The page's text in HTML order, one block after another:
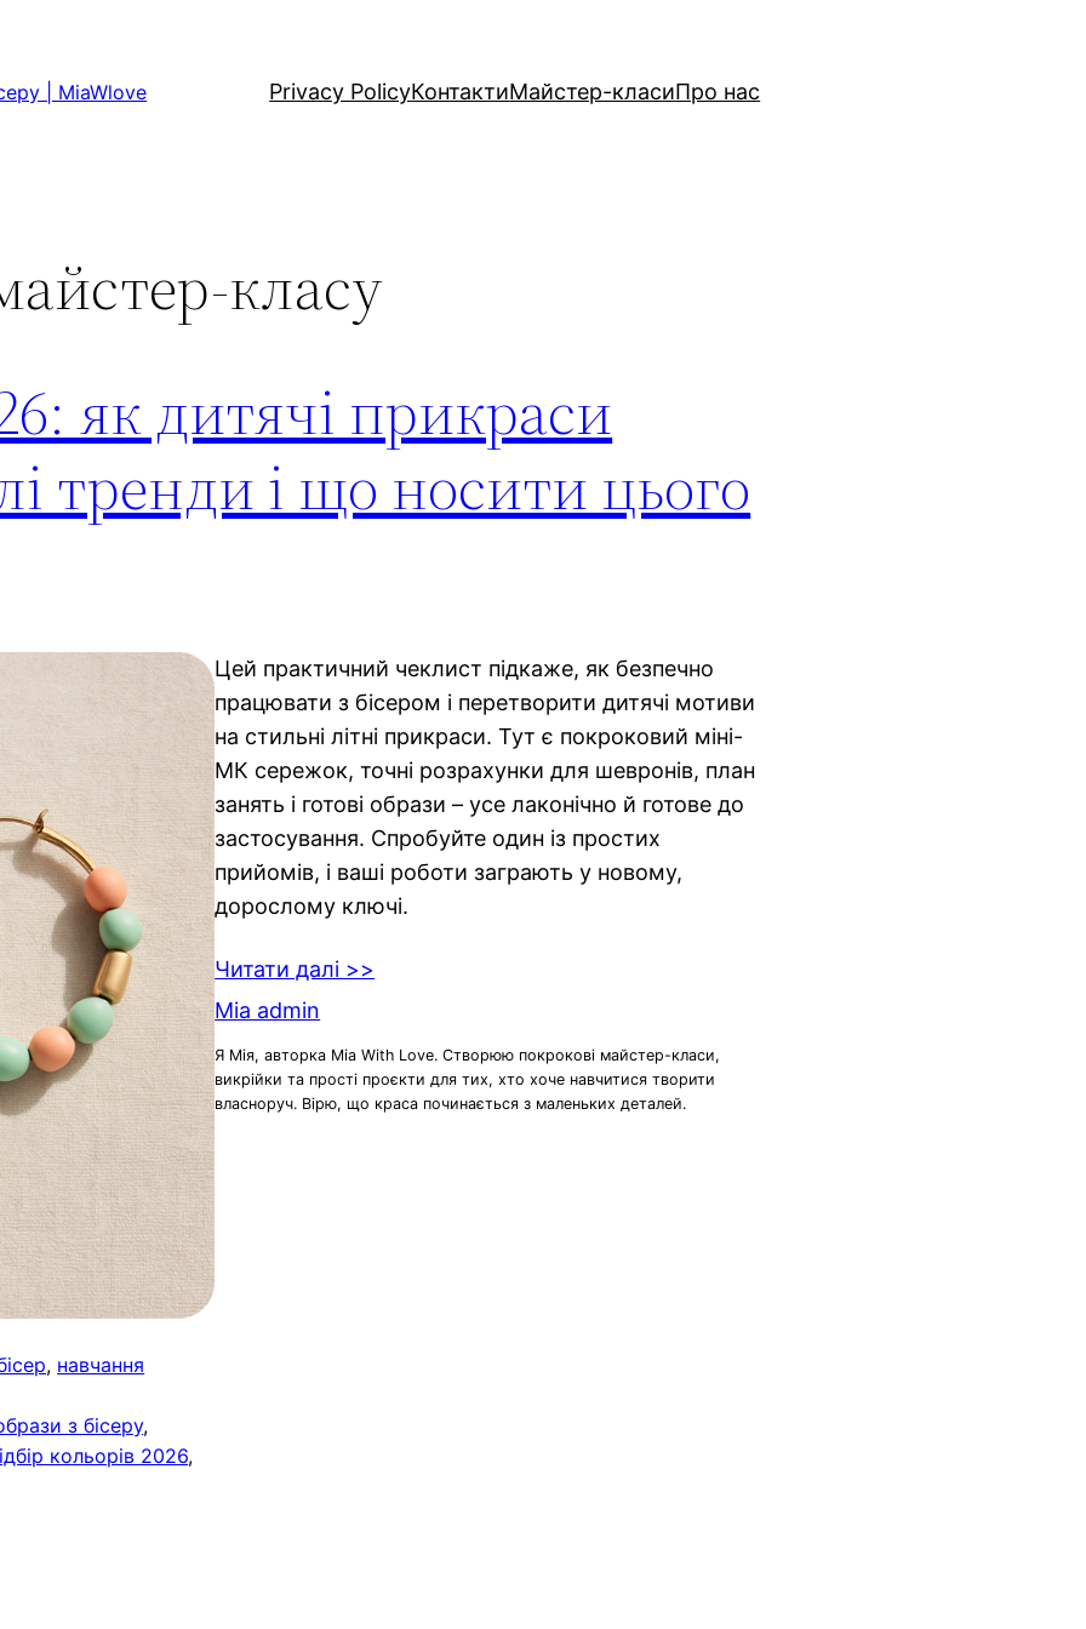
| MiaWlove Privacy PolicyКонтактиМайстер-класиПро нас
класу
як дитячі прикраси
тренди і що носити цього
, навчання
з бісеру
кольорів 2026
Цей практичний чеклист підкаже, як безпечно
працювати з бісером і перетворити дитячі мотиви
на стильні літні прикраси. Тут є покроковий міні-
МК сережок, точні розрахунки для шевронів, план
занять і готові образи – усе лаконічно й готове до
застосування. Спробуйте один із простих
прийомів, і ваші роботи заграють у новому,
дорослому ключі.
Читати далі >>
Mia admin
Я Мія, авторка Mia With Love. Створюю покрокові майстер-класи,
викрійки та прості проєкти для тих, хто хоче навчитися творити
власноруч. Вірю, що краса починається з маленьких деталей.